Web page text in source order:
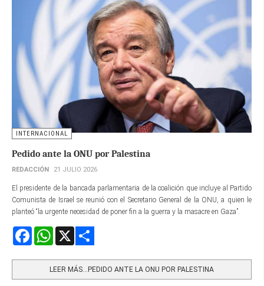
INTERNACIONAL
Pedido ante la ONU por Palestina
REDACCIÓN 21 JULIO 2026
El presidente de la bancada parlamentaria de la coalición que incluye al Partido
Comunista de Israel se reunió con el Secretario General de la ONU, a quien le
planteó “la urgente necesidad de poner fin a la guerra y la masacre en Gaza”.
FacebookWhatsApp
LEER MÁS…PEDIDO ANTE LA ONU POR PALESTINA